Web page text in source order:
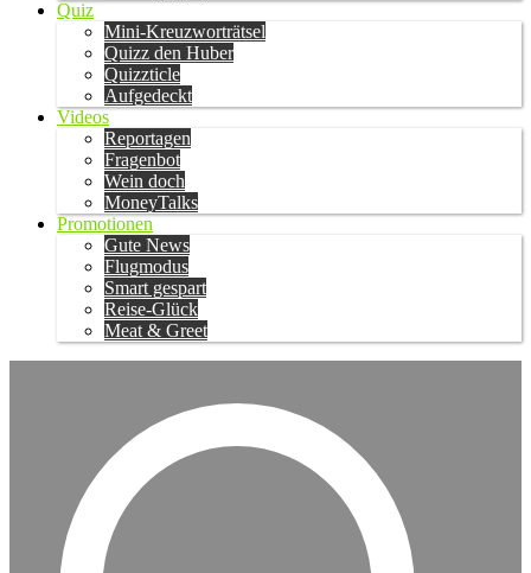
Quiz
Mini-Kreuzworträtsel
Quizz den Huber
Quizzticle
Aufgedeckt
Videos
Reportagen
Fragenbot
Wein doch
MoneyTalks
Promotionen
Gute News
Flugmodus
Smart gespart
Reise-Glück
Meat & Greet